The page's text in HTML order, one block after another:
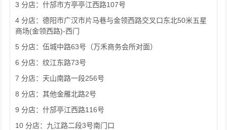
3 分店：什邡市方亭亭江西路107号
4 分店：德阳市广汉市片马巷与金领西路交叉口东北50米五星
商场(金领西路)-西门
5 分店：伍城中路63号（万禾商务会所对面）
6 分店：纹江东路73号
7 分店：天山南路一段256号
8 分店：其他金雁北路2号
9 分店：什邡亭江西路116号
10 分店：九江路二段3号南门口